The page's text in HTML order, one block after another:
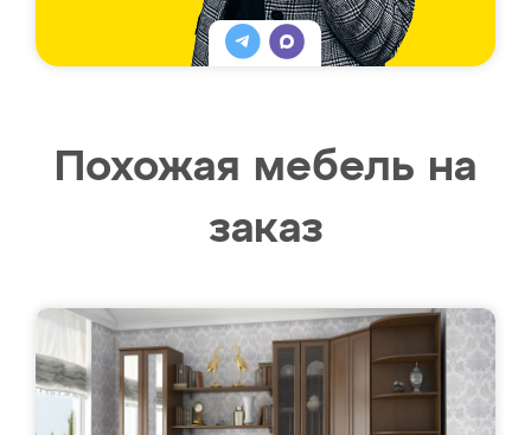
Похожая мебель на
заказ